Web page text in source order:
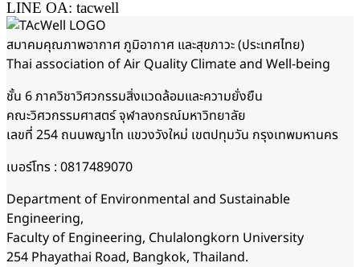
LINE OA: tacwell
สมาคมคุณภาพอากาศ​ ภูมิอากาศ และสุขภาวะ (ประเทศไทย)
Thai association of Air Quality Climate and Well-being
ชั้น 6 ภาควิชาวิศวกรรมสิ่งแวดล้อมและความยั่งยืน
คณะวิศวกรรมศาสตร์ จุฬาลงกรณ์มหาวิทยาลัย
เลขที่ 254 ถนนพญาไท แขวงวังใหม่ เขตปทุมวัน กรุงเทพมหานคร
เบอร์โทร : 0817489070
Department of Environmental and Sustainable
Engineering,
Faculty of Engineering, Chulalongkorn University
254 Phayathai Road, Bangkok, Thailand.